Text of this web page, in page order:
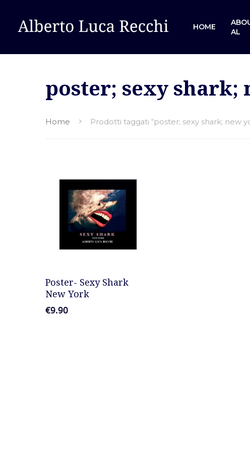
HOME
AL
poster; sexy shark;
Home Prodotti taggati “poster; sexy shark; new
AGGIUNGI AL CARRELLO
Poster- Sexy Shark
New York
€9.90